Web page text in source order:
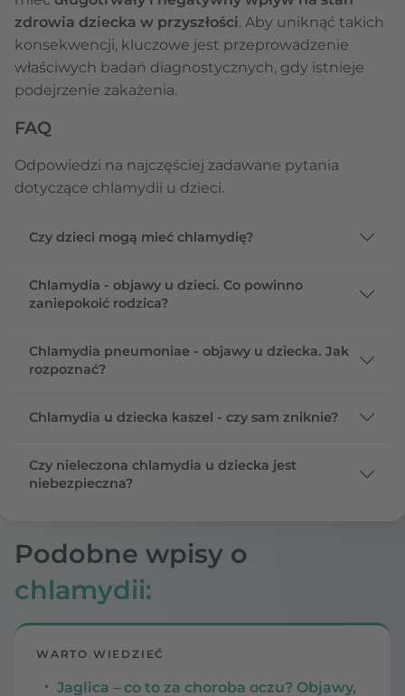
zdrowia dziecka w przyszłości. Aby uniknąć takich
konsekwencji, kluczowe jest przeprowadzenie
właściwych badań diagnostycznych, gdy istnieje
podejrzenie zakażenia.
FAQ
Odpowiedzi na najczęściej zadawane pytania
dotyczące chlamydii u dzieci.
Czy dzieci mogą mieć chlamydię?
Chlamydia - objawy u dzieci. Co powinno
zaniepokoić rodzica?
Chlamydia pneumoniae - objawy u dziecka. Jak
rozpoznać?
Chlamydia u dziecka kaszel - czy sam zniknie?
Czy nieleczona chlamydia u dziecka jest
niebezpieczna?
Podobne wpisy o
chlamydii:
WARTO WIEDZIEĆ
Jaglica – co to za choroba oczu? Objawy,